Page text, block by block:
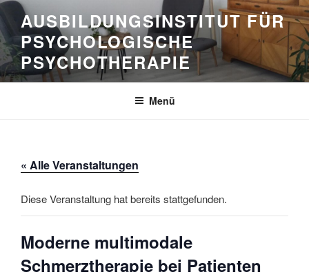
Zum
Inhalt
springen
AUSBILDUNGSINSTITUT FÜR
PSYCHOLOGISCHE
PSYCHOTHERAPIE
Menü
« Alle Veranstaltungen
Diese Veranstaltung hat bereits stattgefunden.
Moderne multimodale
Schmerztherapie bei Patienten